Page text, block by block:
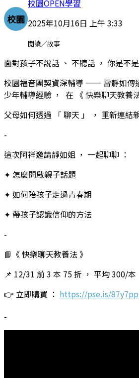
校園
校園OPEN學習
2025年10月16日 上午 3:33
閱讀／故事
面對孩子不說話 、 不聽話 ， 你是不
校園福音團契資深輔導 —— 雷靜如傳
少年輔導經驗 ， 在 《 快樂聊天教養
父母如何透過 「 聊天 」 ， 重新連結
-
這次阿祥邀請靜如姐 ， 一起聊聊 ：
✦ 怎麼開啟親子話題
✦ 如何陪孩子走過青春期
✦ 帶孩子認識信仰的方法
-
📘《 快樂聊天教養法 》
📌 12/31 前 3 本 75 折 ， 平均 300/本
👉 立即購買 ： https://pse.is/87y7pp
-